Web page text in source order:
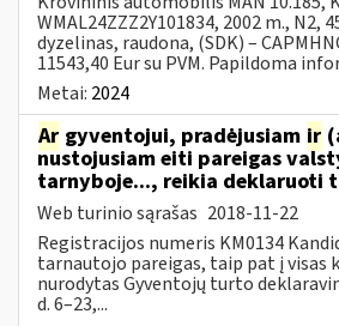
WMAL24ZZZ2Y101834, 2002 m., N2,
dyzelinas, raudona, (SDK) –
11543,40 Eur su PVM. Papildoma
Metai: 2024
Ar gyventojui, pradėjusiam ir
nustojusiam eiti pareigas
tarnyboje..., reikia deklaruoti
Web turinio sąrašas 2018-11-22
Registracijos numeris KM0134
tarnautojo pareigas, taip pat į visas
nurodytas Gyventojų turto
d. 6–23,...